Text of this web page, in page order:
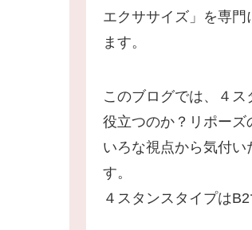
エクササイズ」を専
ます。
このブログでは、４
役立つのか？リポーズ
いろな視点から気付い
す。
４スタンスタイプはB2